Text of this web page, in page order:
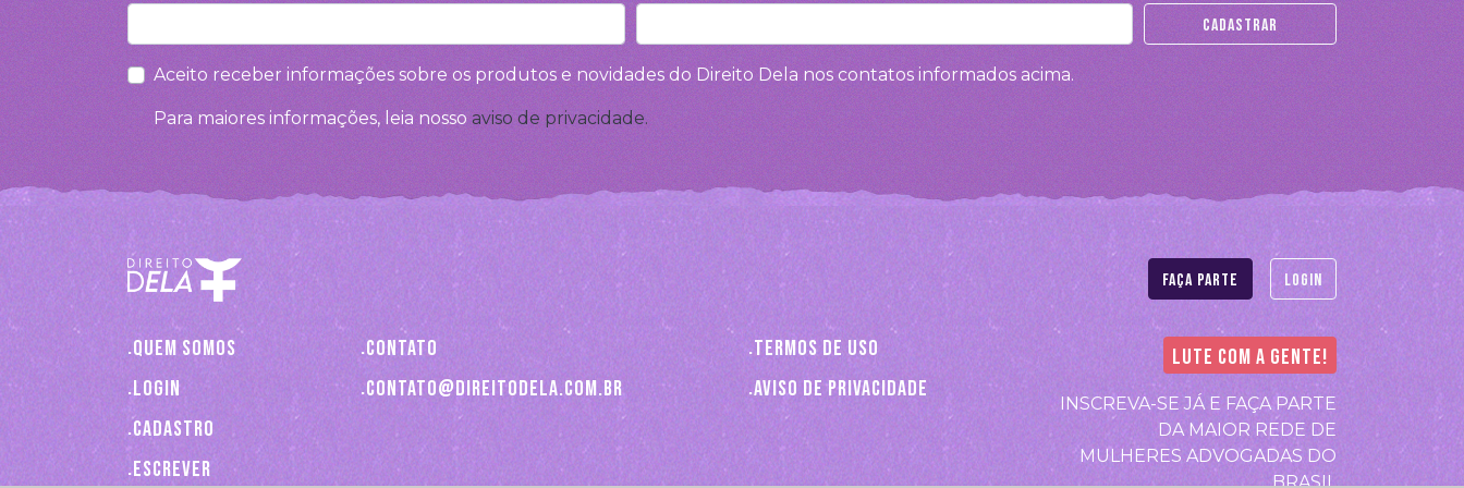
Aceito receber informações sobre os produtos e novidades do Direito Dela nos contatos informados acima.
Para maiores informações, leia nosso aviso de privacidade.
Faça parte Login
Quem somos
Login
Cadastro
Escrever
Contato
contato@direitodela.com.br
Termos de uso
Aviso de privacidade
LUTE COM A GENTE!
INSCREVA-SE JÁ E FAÇA PARTE
DA MAIOR REDE DE
MULHERES ADVOGADAS DO
BRASIL